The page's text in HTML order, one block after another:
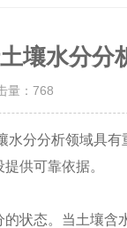
壤水分分
： 768
分分析领域具
供可靠依据。
态。当土壤含